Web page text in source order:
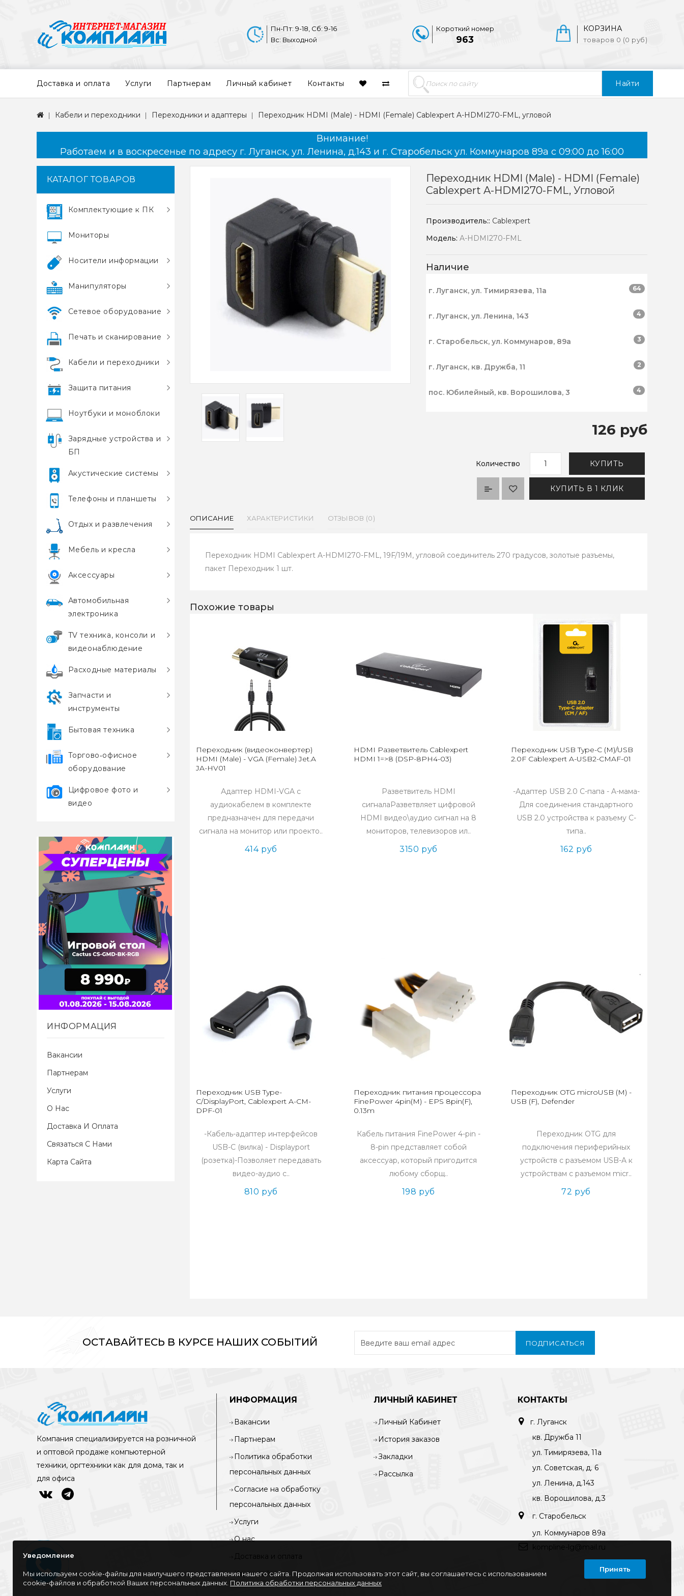
Найти
КОРЗИНА
товаров 0 (0 руб)
Короткий номер
963
Пн-Пт: 9-18, Сб: 9-16
Вс: Выходной
Доставка и оплата Услуги Партнерам Личный кабинет Контакты
Кабели и переходники Переходники и адаптеры Переходник HDMI (Male) - HDMI (Female) Cablexpert A-HDMI270-FML, угловой
Внимание!
Работаем и в воскресенье по адресу г. Луганск, ул. Ленина, д.143 и г. Старобельск ул. Коммунаров 89а с 09:00 до 16:00
КАТАЛОГ ТОВАРОВ
Комплектующие к ПК
Мониторы
Носители информации
Манипуляторы
Сетевое оборудование
Печать и сканирование
Кабели и переходники
Защита питания
Ноутбуки и моноблоки
Зарядные устройства и
БП
Акустические системы
Телефоны и планшеты
Отдых и развлечения
Мебель и кресла
Аксессуары
Автомобильная
электроника
TV техника, консоли и
видеонаблюдение
Расходные материалы
Запчасти и
инструменты
Бытовая техника
Торгово‑офисное
оборудование
Цифровое фото и
видео
ИНФОРМАЦИЯ
Вакансии
Партнерам
Услуги
О Нас
Доставка И Оплата
Связаться С Нами
Карта Сайта
Переходник HDMI (Male) - HDMI (Female)
Cablexpert A-HDMI270-FML, Угловой
Производитель:: Cablexpert
Модель:A-HDMI270-FML
Наличие
г. Луганск, ул. Тимирязева, 11а 64
г. Луганск, ул. Ленина, 143 4
г. Старобельск, ул. Коммунаров, 89а 3
г. Луганск, кв. Дружба, 11 2
пос. Юбилейный, кв. Ворошилова, 3 4
126 руб
Количество КУПИТЬ
КУПИТЬ В 1 КЛИК
ОПИСАНИЕ ХАРАКТЕРИСТИКИ ОТЗЫВОВ (0)
Переходник HDMI Cablexpert A-HDMI270-FML, 19F/19M, угловой соединитель 270 градусов, золотые разъемы,
пакет Переходник 1 шт.
Похожие товары
Переходник (видеоконвертер)
HDMI (Male) - VGA (Female) Jet.A
JA-HV01
Адаптер HDMI-VGA с
аудиокабелем в комплекте
предназначен для передачи
сигнала на монитор или проекто..
414 руб
HDMI Разветвитель Cablexpert
HDMI 1=>8 (DSP-8PH4-03)
Разветвитель HDMI
сигналаРазветвляет цифровой
HDMI видео\аудио сигнал на 8
мониторов, телевизоров ил..
3150 руб
Переходник USB Type-C (M)/USB
2.0F Cablexpert A-USB2-CMAF-01
-Адаптер USB 2.0 C-папа - A-мама-
Для соединения стандартного
USB 2.0 устройства к разъему С-
типа..
162 руб
Переходник USB Type-
C/DisplayPort, Cablexpert A-CM-
DPF-01
-Кабель-адаптер интерфейсов
USB-C (вилка) - Displayport
(розетка)-Позволяет передавать
видео-аудио с..
810 руб
Переходник питания процессора
FinePower 4pin(M) - EPS 8pin(F),
0.13m
Кабель питания FinePower 4-pin -
8-pin представляет собой
аксессуар, который пригодится
любому сборщ..
198 руб
Переходник OTG microUSB (M) -
USB (F), Defender
Переходник OTG для
подключения периферийных
устройств с разъемом USB-A к
устройствам с разъемом micr..
72 руб
ОСТАВАЙТЕСЬ В КУРСЕ НАШИХ СОБЫТИЙ ПОДПИСАТЬСЯ
Компания специализируется на розничной
и оптовой продаже компьютерной
техники, оргтехники как для дома, так и
для офиса
ИНФОРМАЦИЯ
Вакансии
Партнерам
Политика обработки
персональных данных
Согласие на обработку
персональных данных
Услуги
О нас
Доставка и оплата
Карта сайта
ЛИЧНЫЙ КАБИНЕТ
Личный Кабинет
История заказов
Закладки
Рассылка
КОНТАКТЫ
г. Луганск
кв. Дружба 11
ул. Тимирязева, 11а
ул. Советская, д. 6
ул. Ленина, д.143
кв. Ворошилова, д.3
г. Старобельск
ул. Коммунаров 89а
kompline-lg@mail.ru
Уведомление
Мы используем cookie-файлы для наилучшего представления нашего сайта. Продолжая использовать этот сайт, вы соглашаетесь с использованием
cookie-файлов и обработкой Ваших персональных данных. Политика обработки персональных данных
Принять